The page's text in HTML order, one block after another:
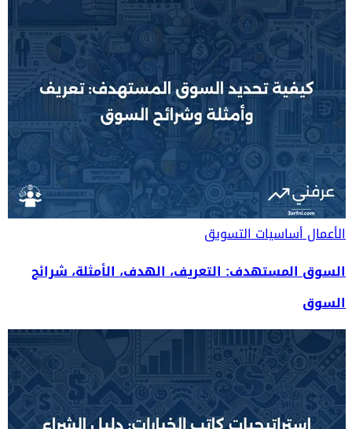
الأعمالأساسيات التسويق
السوق المستهدف: التعريف، الهدف، الأمثلة، شرائح
السوق